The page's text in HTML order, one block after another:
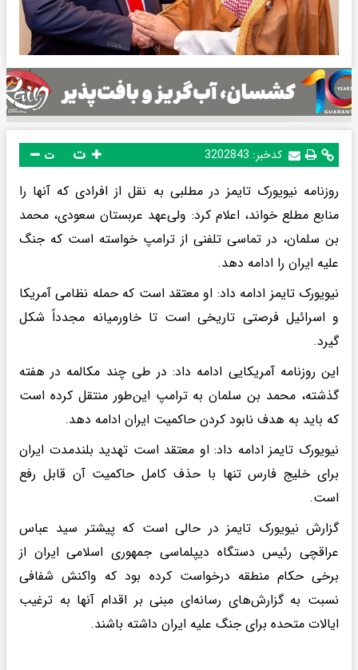
کدخبر: 3202843 ت
روزنامه نیویورک تایمز در مطلبی به نقل از افرادی که آنها را
منابع مطلع خواند، اعلام کرد: ولی‌عهد عربستان سعودی، محمد
بن سلمان، در تماسی تلفنی از ترامپ خواسته است که جنگ
علیه ایران را ادامه دهد.
نیویورک تایمز ادامه داد: او معتقد است که حمله نظامی آمریکا
و اسرائیل فرصتی تاریخی است تا خاورمیانه مجدداً شکل
گیرد.
این روزنامه آمریکایی ادامه داد: در طی چند مکالمه در هفته
گذشته، محمد بن سلمان به ترامپ این‌طور منتقل کرده است
که باید به هدف نابود کردن حاکمیت ایران ادامه دهد.
نیویورک تایمز ادامه داد: او معتقد است تهدید بلندمدت ایران
برای خلیج فارس تنها با حذف کامل حاکمیت آن قابل رفع
است.
گزارش نیویورک تایمز در حالی است که پیشتر سید عباس
عراقچی رئیس دستگاه دیپلماسی جمهوری اسلامی ایران از
برخی حکام منطقه درخواست کرده بود که واکنش شفافی
نسبت به گزارش‌های رسانه‌ای مبنی بر اقدام آنها به ترغیب
ایالات متحده برای جنگ علیه ایران داشته باشند.